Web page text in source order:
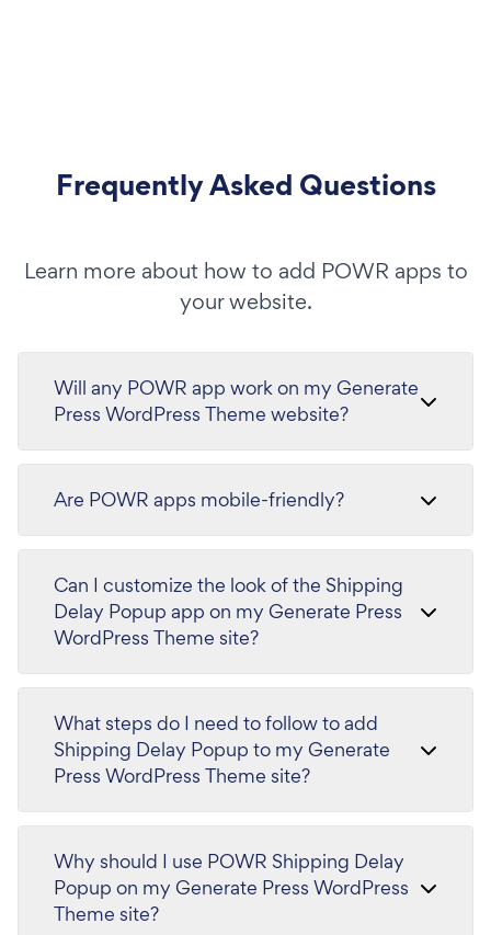
Frequently Asked Questions
Learn more about how to add POWR apps to
your website.
Will any POWR app work on my Generate
Press WordPress Theme website?
Are POWR apps mobile-friendly?
Can I customize the look of the Shipping
Delay Popup app on my Generate Press
WordPress Theme site?
What steps do I need to follow to add
Shipping Delay Popup to my Generate
Press WordPress Theme site?
Why should I use POWR Shipping Delay
Popup on my Generate Press WordPress
Theme site?